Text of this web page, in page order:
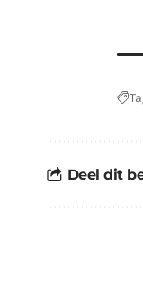
Deel dit